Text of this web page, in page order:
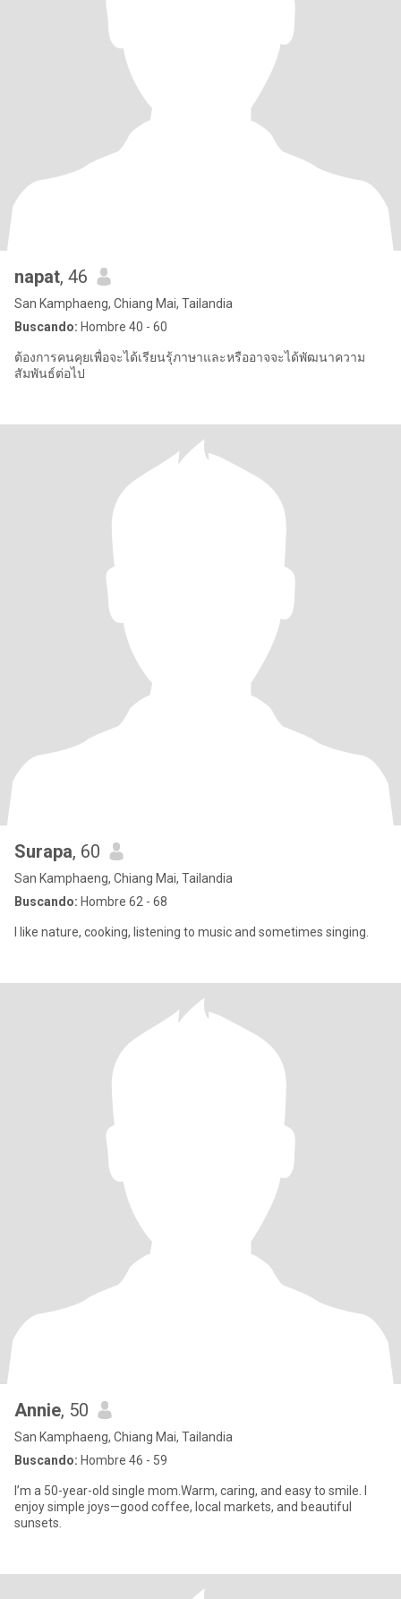
napat, 46
San Kamphaeng, Chiang Mai, Tailandia
Buscando: Hombre 40 - 60
ต้องการคนคุยเพื่อจะได้เรียนรุ้ภาษาและหรืออาจจะได้พัฒนาความ
สัมพันธ์ต่อไป
Surapa, 60
San Kamphaeng, Chiang Mai, Tailandia
Buscando: Hombre 62 - 68
I like nature, cooking, listening to music and sometimes singing.
Annie, 50
San Kamphaeng, Chiang Mai, Tailandia
Buscando: Hombre 46 - 59
I’m a 50-year-old single mom.Warm, caring, and easy to smile. I
enjoy simple joys—good coffee, local markets, and beautiful
sunsets.